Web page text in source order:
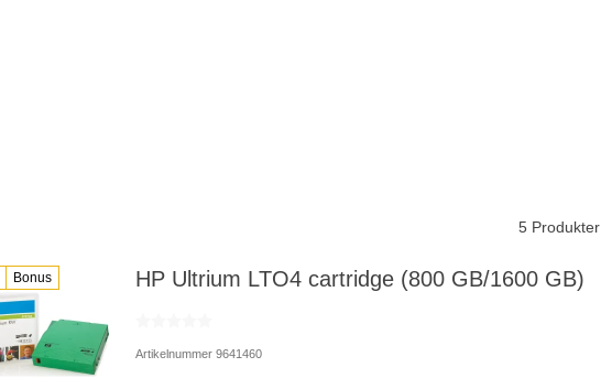
5 Produkter
Bonus HP Ultrium LTO4 cartridge (800 GB/1600 GB)
Artikelnummer 9641460